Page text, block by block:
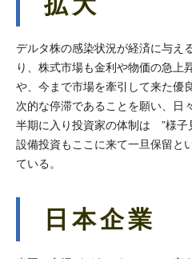
デルタ株の感染状況が経済に与え
り、株式市場も金利や物価の急上
や、今まで市場を牽引して来た優
次的な停滞であることを願い、日
半期に入り投資家の体制は ”様子
設備投資もここに来て一旦保留と
ている。
日本企業